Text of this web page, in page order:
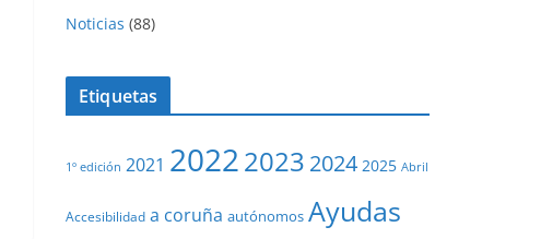
Noticias (88)
Etiquetas
1º edición 2021 20222023 2024 2025 Abril
Accesibilidad a coruña autónomos Ayudas